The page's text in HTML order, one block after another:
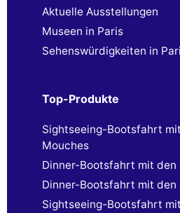
Aktuelle Ausstellungen
Museen in Paris
Sehenswürdigkeiten in
Top-Produkte
Sightseeing-Bootsfahrt
Mouches
Dinner-Bootsfahrt mit den
Dinner-Bootsfahrt mit den
Sightseeing-Bootsfahrt